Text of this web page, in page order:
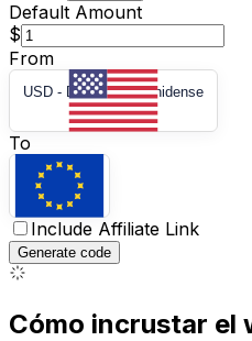
Default Amount
$
From
USD - Dólar estadounidense
To
EUR Euro
Include Affiliate Link
Generate code
Cómo incrustar el